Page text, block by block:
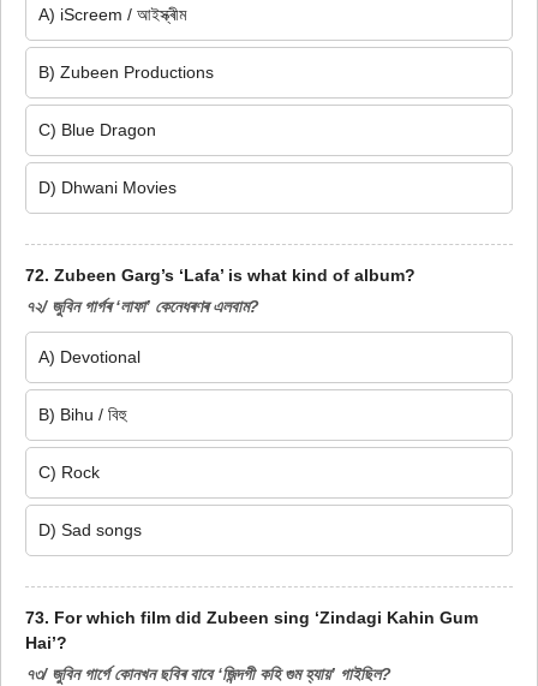
A) iScreem / আইস্ক্ৰীম
B) Zubeen Productions
C) Blue Dragon
D) Dhwani Movies
72. Zubeen Garg’s ‘Lafa’ is what kind of album?
৭২/ জুবিন গাৰ্গৰ ‘লাফা’ কেনেধৰণৰ এলবাম?
A) Devotional
B) Bihu / বিহু
C) Rock
D) Sad songs
73. For which film did Zubeen sing ‘Zindagi Kahin Gum
Hai’?
৭৩/ জুবিন গাৰ্গে কোনখন ছবিৰ বাবে ‘জিন্দগী কহি গুম হ্যায়’ গাইছিল?